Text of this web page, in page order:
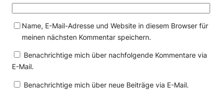
Name, E-Mail-Adresse und Website in diesem Browser für
meinen nächsten Kommentar speichern.
Benachrichtige mich über nachfolgende Kommentare via
E-Mail.
Benachrichtige mich über neue Beiträge via E-Mail.